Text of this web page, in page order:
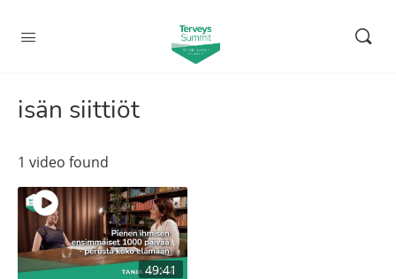
isän siittiöt
1 video found
49:41